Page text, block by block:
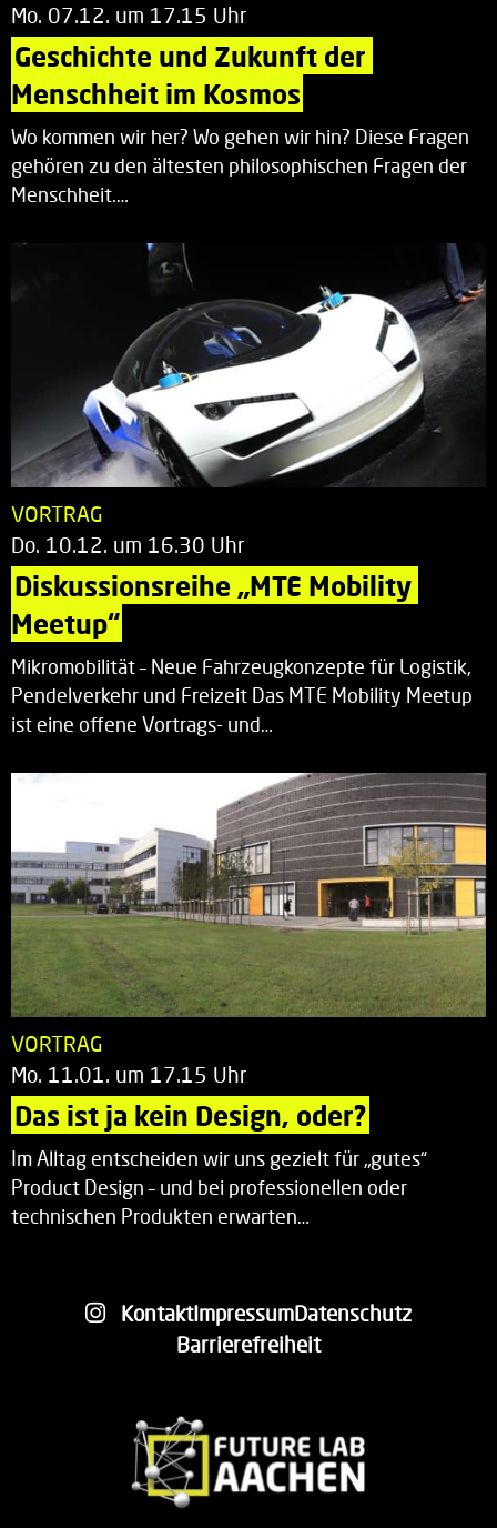
Mo. 07.12. um 17.15 Uhr
Geschichte und Zukunft der
Menschheit im Kosmos
Wo kommen wir her? Wo gehen wir hin? Diese Fragen
gehören zu den ältesten philosophischen Fragen der
Menschheit.…
VORTRAG
Do. 10.12. um 16.30 Uhr
Diskussionsreihe „MTE Mobility
Meetup“
Mikromobilität – Neue Fahrzeugkonzepte für Logistik,
Pendelverkehr und Freizeit Das MTE Mobility Meetup
ist eine offene Vortrags- und…
VORTRAG
Mo. 11.01. um 17.15 Uhr
Das ist ja kein Design, oder?
Im Alltag entscheiden wir uns gezielt für „gutes“
Product Design – und bei professionellen oder
technischen Produkten erwarten…
KontaktImpressumDatenschutz
Barrierefreiheit